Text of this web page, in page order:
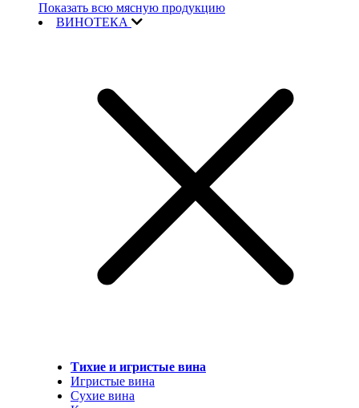
Показать всю мясную продукцию
ВИНОТЕКА
Тихие и игристые вина
Игристые вина
Сухие вина